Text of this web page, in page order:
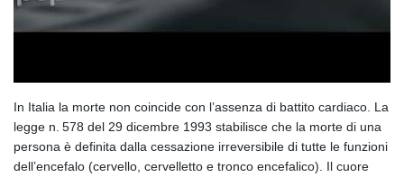
In Italia la morte non coincide con l’assenza di battito cardiaco. La
legge n. 578 del 29 dicembre 1993 stabilisce che la morte di una
persona è definita dalla cessazione irreversibile di tutte le funzioni
dell’encefalo (cervello, cervelletto e tronco encefalico). Il cuore